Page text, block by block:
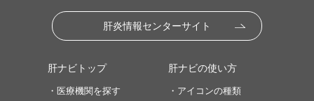
肝炎情報センターサイト
肝ナビトップ
・医療機関を探す
肝ナビの使い方
・アイコンの種類